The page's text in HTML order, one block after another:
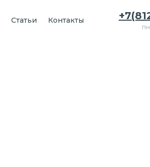
Статьи Контакты